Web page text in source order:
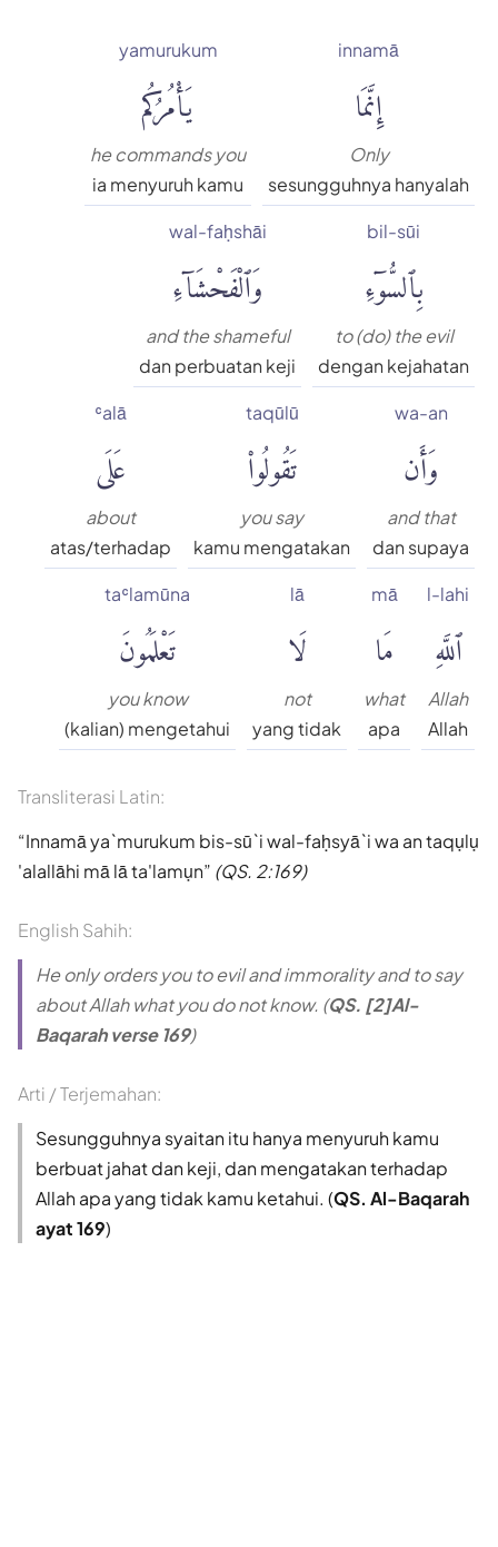
innamā
إِنَّمَا
Only
sesungguhnya hanyalah
yamurukum
يَأْمُرُكُم
he commands you
ia menyuruh kamu
bil-sūi
بِٱلسُّوٓءِ
to (do) the evil
dengan kejahatan
wal-faḥshāi
وَٱلْفَحْشَآءِ
and the shameful
dan perbuatan keji
wa-an
وَأَن
and that
dan supaya
taqūlū
تَقُولُوا۟
you say
kamu mengatakan
ʿalā
عَلَى
about
atas/terhadap
l-lahi
ٱللَّهِ
Allah
Allah
mā
مَا
what
apa
lā
لَا
not
yang tidak
taʿlamūna
تَعْلَمُونَ
you know
(kalian) mengetahui
Transliterasi Latin:
Innamā ya`murukum bis-sū`i wal-faḥsyā`i wa an taqụlụ
'alallāhi mā lā ta'lamụn (QS. 2:169)
English Sahih:
He only orders you to evil and immorality and to say
about Allah what you do not know. (QS. [2]Al-
Baqarah verse 169)
Arti / Terjemahan:
Sesungguhnya syaitan itu hanya menyuruh kamu
berbuat jahat dan keji, dan mengatakan terhadap
Allah apa yang tidak kamu ketahui. (QS. Al-Baqarah
ayat 169)